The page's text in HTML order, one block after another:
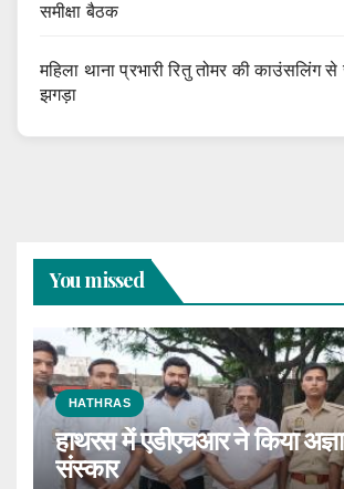
समीक्षा बैठक
महिला थाना प्रभारी रितु तोमर की काउंसलिंग से
झगड़ा
You missed
HATHRAS
हाथरस में एडीएचआर ने किया
संस्कार